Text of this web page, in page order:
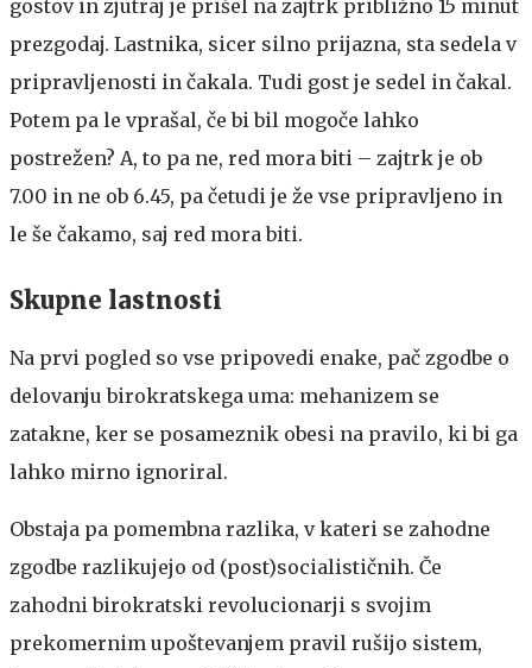
gostov in zjutraj je prišel na zajtrk približno 15 minut
prezgodaj. Lastnika, sicer silno prijazna, sta sedela v
pripravljenosti in čakala. Tudi gost je sedel in čakal.
Potem pa le vprašal, če bi bil mogoče lahko
postrežen? A, to pa ne, red mora biti – zajtrk je ob
7.00 in ne ob 6.45, pa četudi je že vse pripravljeno in
le še čakamo, saj red mora biti.
Skupne lastnosti
Na prvi pogled so vse pripovedi enake, pač zgodbe o
delovanju birokratskega uma: mehanizem se
zatakne, ker se posameznik obesi na pravilo, ki bi ga
lahko mirno ignoriral.
Obstaja pa pomembna razlika, v kateri se zahodne
zgodbe razlikujejo od (post)socialističnih. Če
zahodni birokratski revolucionarji s svojim
prekomernim upoštevanjem pravil rušijo sistem,